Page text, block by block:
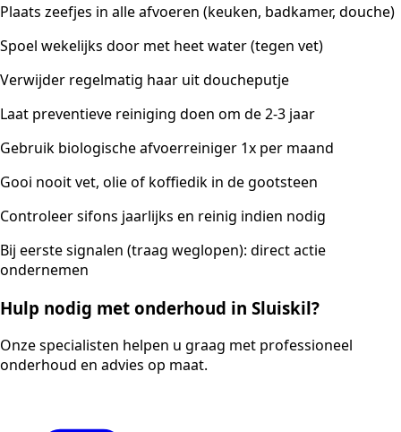
Plaats zeefjes in alle afvoeren (keuken, badkamer, douche)
Spoel wekelijks door met heet water (tegen vet)
Verwijder regelmatig haar uit doucheputje
Laat preventieve reiniging doen om de 2-3 jaar
Gebruik biologische afvoerreiniger 1x per maand
Gooi nooit vet, olie of koffiedik in de gootsteen
Controleer sifons jaarlijks en reinig indien nodig
Bij eerste signalen (traag weglopen): direct actie
ondernemen
Hulp nodig met onderhoud in Sluiskil?
Onze specialisten helpen u graag met professioneel
onderhoud en advies op maat.